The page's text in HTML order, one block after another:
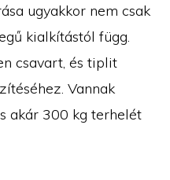
ugyakkor nem csak
kialkítástól függ.
csavart, és tiplit
Vannak
akár 300 kg terhelét